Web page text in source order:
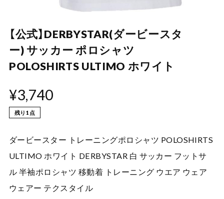
【公式】DERBYSTAR(ダービースタ
ー) サッカー ポロシャツ
POLOSHIRTS ULTIMO ホワイト
¥3,740
残り1点
ダービースター トレーニングポロシャツ POLOSHIRTS
ULTIMO ホワイト DERBYSTAR 白 サッカー フットサ
ル 半袖ポロシャツ 移動着 トレーニング ウエア ウェア
ウェアー テクスタイル